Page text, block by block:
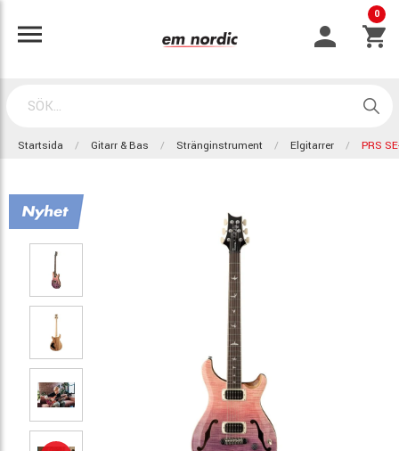
0
Startsida Gitarr & Bas Stränginstrument Elgitarrer PRS